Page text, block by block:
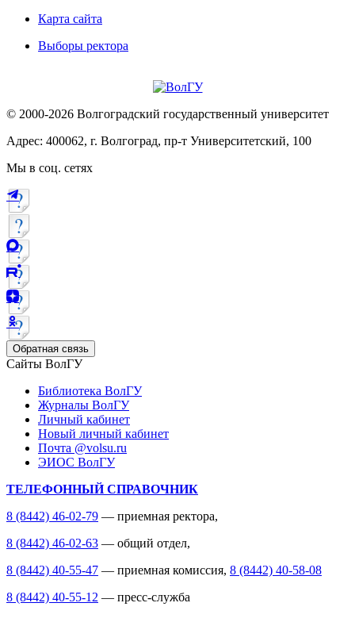
Карта сайта
Выборы ректора
© 2000-2026 Волгоградский государственный университет
Адрес: 400062, г. Волгоград, пр-т Университетский, 100
Мы в соц. сетях
Обратная связь
Сайты ВолГУ
Библиотека ВолГУ
Журналы ВолГУ
Личный кабинет
Новый личный кабинет
Почта @volsu.ru
ЭИОС ВолГУ
ТЕЛЕФОННЫЙ СПРАВОЧНИК
8 (8442) 46-02-79 — приемная ректора,
8 (8442) 46-02-63 — общий отдел,
8 (8442) 40-55-47 — приемная комиссия, 8 (8442) 40-58-08
8 (8442) 40-55-12 — пресс-служба